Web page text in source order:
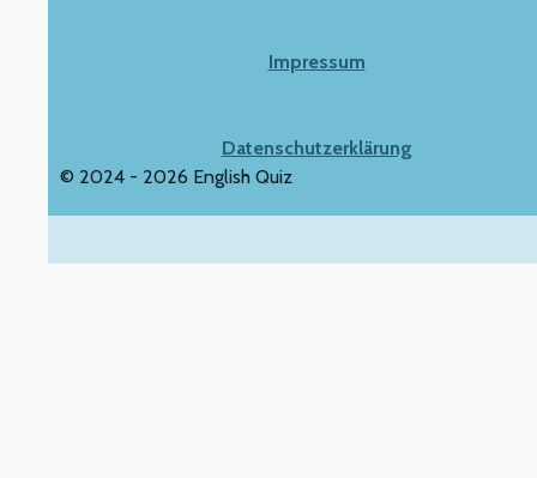
Impressum
Datenschutzerklärung
© 2024 - 2026 English Quiz